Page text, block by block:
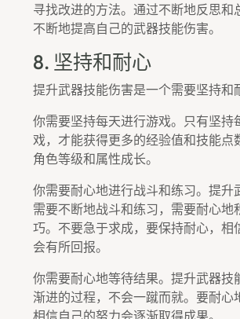
寻找改进的方法。通过不断地反思和
不断地提高自己的武器技能伤害。
8. 坚持和耐心
提升武器技能伤害是一个需要坚持和
你需要坚持每天进行游戏。只有坚持
戏，才能获得更多的经验值和技能点
角色等级和属性成长。
你需要耐心地进行战斗和练习。提升
需要不断地战斗和练习，需要耐心地
巧。不要急于求成，要保持耐心，相
会有所回报。
你需要耐心地等待结果。提升武器技
渐进的过程，不会一蹴而就。要耐心
相信自己的努力会逐渐取得成果。